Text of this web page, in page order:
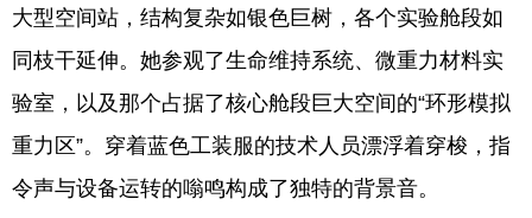
大型空间站，结构复杂如银色巨树，各个实验舱段如
同枝干延伸。她参观了生命维持系统、微重力材料实
验室，以及那个占据了核心舱段巨大空间的“环形模拟
重力区”。穿着蓝色工装服的技术人员漂浮着穿梭，指
令声与设备运转的嗡鸣构成了独特的背景音。